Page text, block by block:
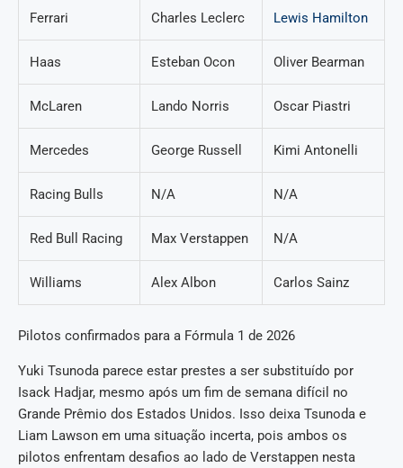
Ferrari Charles Leclerc Lewis Hamilton
Haas Esteban Ocon Oliver Bearman
McLaren Lando Norris Oscar Piastri
Mercedes George Russell Kimi Antonelli
Racing Bulls N/A N/A
Red Bull Racing Max Verstappen N/A
Williams Alex Albon Carlos Sainz
Pilotos confirmados para a Fórmula 1 de 2026
Yuki Tsunoda parece estar prestes a ser substituído por
Isack Hadjar, mesmo após um fim de semana difícil no
Grande Prêmio dos Estados Unidos. Isso deixa Tsunoda e
Liam Lawson em uma situação incerta, pois ambos os
pilotos enfrentam desafios ao lado de Verstappen nesta